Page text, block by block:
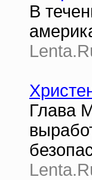
В
Глава